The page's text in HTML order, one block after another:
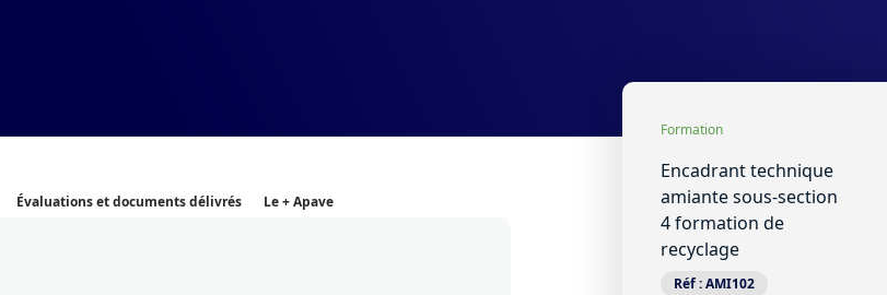
Évaluations et documents délivrés Le + Apave
Formation
Encadrant technique
amiante sous-section
4 formation de
recyclage
Réf :AMI102